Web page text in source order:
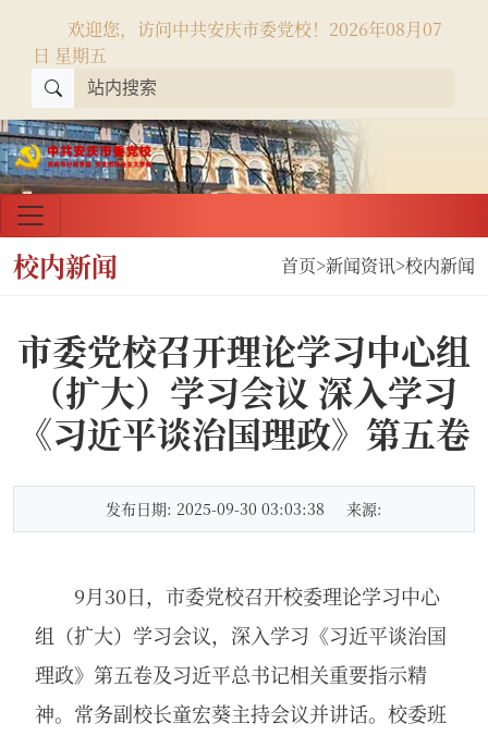
欢迎您，访问中共安庆市委党校！ 2026年08月07
日 星期五
校内新闻 首页>新闻资讯>校内新闻
市委党校召开理论学习中心组
（扩大）学习会议 深入学习
《习近平谈治国理政》第五卷
发布日期: 2025-09-30 03:03:38 来源:
9月30日，市委党校召开校委理论学习中心
组（扩大）学习会议，深入学习《习近平谈治国
理政》第五卷及习近平总书记相关重要指示精
神。常务副校长童宏葵主持会议并讲话。校委班